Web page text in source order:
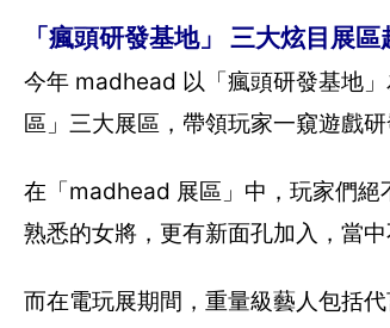
「瘋頭研發基地」 三大炫目展區
今年 madhead 以「瘋頭研發基地
區」三大展區，帶領玩家一窺遊戲研
在「madhead 展區」中，玩家們絕
熟悉的女將，更有新面孔加入，當
而在電玩展期間，重量級藝人包括